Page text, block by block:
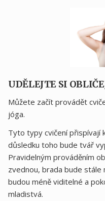
UDĚLEJTE SI
Můžete začít provádět
jóga.
Tyto typy cvičení přispívají
důsledku toho bude tvář
Pravidelným prováděním
zvednou, brada bude stále
budou méně viditelné a
mladistvá.